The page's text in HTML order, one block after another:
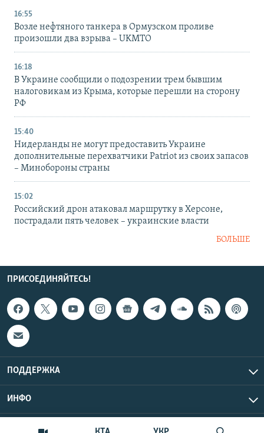
16:55
Возле нефтяного танкера в Ормузском проливе
произошли два взрыва – UKMTO
16:18
В Украине сообщили о подозрении трем бывшим
налоговикам из Крыма, которые перешли на сторону
РФ
15:40
Нидерланды не могут предоставить Украине
дополнительные перехватчики Patriot из своих запасов
– Минобороны страны
15:02
Российский дрон атаковал маршрутку в Херсоне,
пострадали пять человек – украинские власти
БОЛЬШЕ
ПРИСОЕДИНЯЙТЕСЬ!
ПОДДЕРЖКА
ИНФО
Copyright Крым.Реалии, 2026 | Все права защищены.
UTC+3